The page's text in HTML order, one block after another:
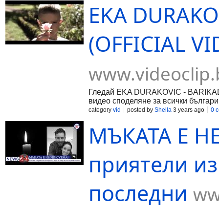
EKA
(OFFICIAL
Гледай EKA DURAKOVIC -
видео споделяне за всички
category vid posted by Shella 3 years ago 0
МЪКАТА Е
приятели
последни